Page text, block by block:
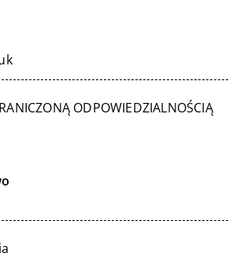
ODPOWIEDZIALNOŚCIĄ